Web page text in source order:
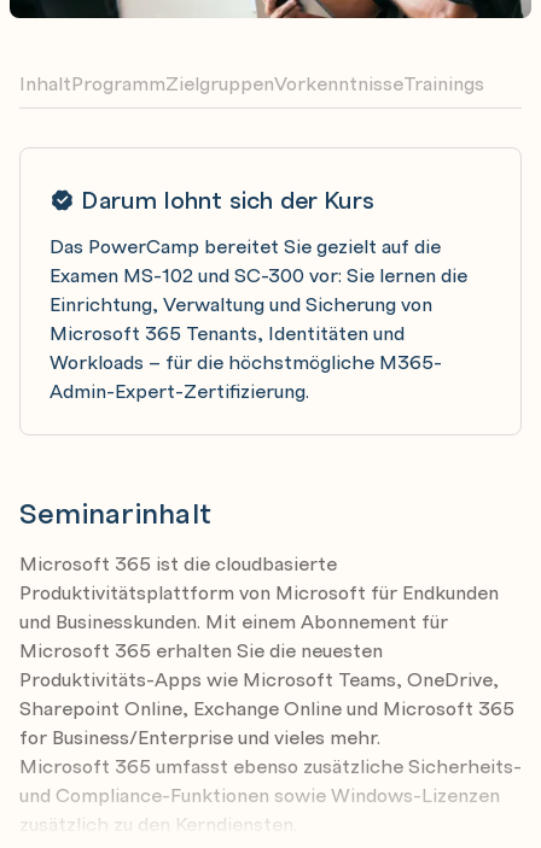
Darum lohnt sich der Kurs
Das PowerCamp bereitet Sie gezielt auf die
Examen MS-102 und SC-300 vor: Sie lernen die
Einrichtung, Verwaltung und Sicherung von
Microsoft 365 Tenants, Identitäten und
Workloads – für die höchstmögliche M365-
Admin-Expert-Zertifizierung.
Seminarinhalt
Microsoft 365 ist die cloudbasierte
Produktivitätsplattform von Microsoft für Endkunden
und Businesskunden. Mit einem Abonnement für
Microsoft 365 erhalten Sie die neuesten
Produktivitäts-Apps wie Microsoft Teams, OneDrive,
Sharepoint Online, Exchange Online und Microsoft 365
for Business/Enterprise und vieles mehr.
Microsoft 365 umfasst ebenso zusätzliche Sicherheits-
und Compliance-Funktionen sowie Windows-Lizenzen
zusätzlich zu den Kerndiensten.
InhaltProgrammZielgruppenVorkenntnisseTrainings